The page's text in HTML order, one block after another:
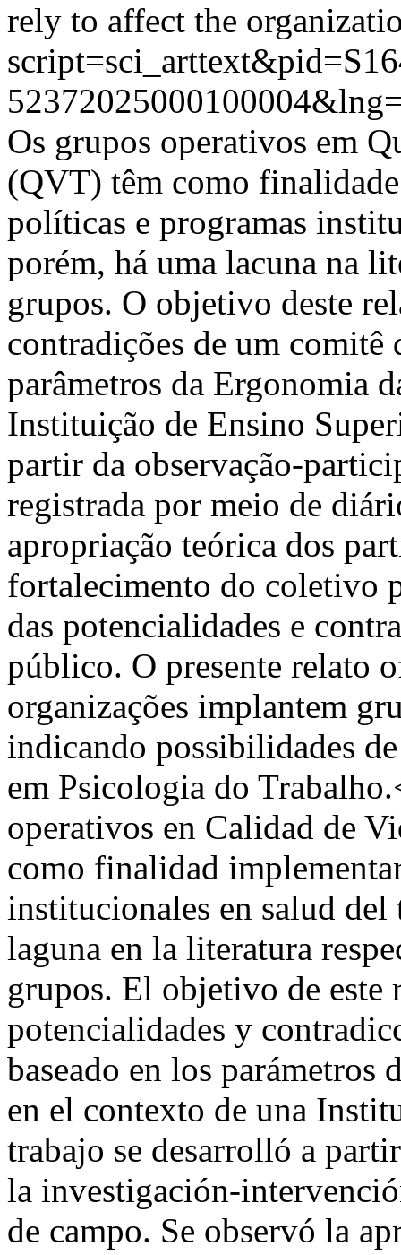
rely to affect the
Os grupos operativos em
(QVT) têm como
políticas e programas
porém, há uma lacuna na
grupos. O objetivo deste
contradições de um
parâmetros da Ergonomia
Instituição de Ensino
partir da observação-
registrada por meio de
apropriação teórica dos
fortalecimento do coletivo
das potencialidades e
público. O presente relato
organizações implantem
indicando possibilidades
em Psicologia do
operativos en Calidad de
como finalidad
institucionales en salud del
laguna en la literatura
grupos. El objetivo de este
potencialidades y
baseado en los
en el contexto de una
trabajo se desarrolló a
la investigación-
de campo. Se observó la